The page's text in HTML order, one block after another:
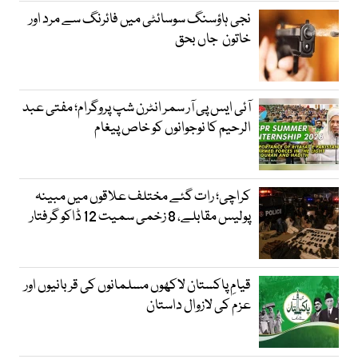
نجی ہاؤسنگ سوسائٹی میں فائرنگ سے مرد اور
خاتون جاں بحق
آئی ایس پی آر سمر انٹرن شپ پروگرام؛ مفتی عبد
الرحیم کا نوجوانوں کو خاص پیغام
کراچی؛ رات گئے مختلف علاقوں میں مبینہ
پولیس مقابلے، 8 زخمی سمیت 12 ڈاکو گرفتار
قیامِ پاکستان لاکھوں مسلمانوں کی قربانیوں اور
عزم کی لازوال داستان